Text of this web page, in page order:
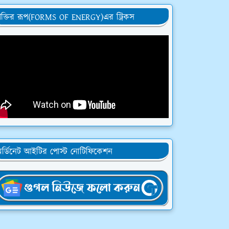
রূপ(FORMS OF ENERGY)এর ট্রিকস
আইটির পোস্ট নোটিফিকেশন